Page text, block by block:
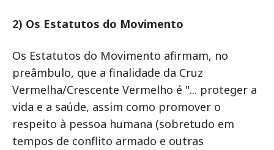
2) Os Estatutos do Movimento
Os Estatutos do Movimento afirmam, no
preâmbulo, que a finalidade da Cruz
Vermelha/Crescente Vermelho é "... proteger a
vida e a saúde, assim como promover o
respeito à pessoa humana (sobretudo em
tempos de conflito armado e outras